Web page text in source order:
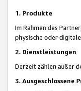
1. Produkte
Im Rahmen des
physische oder
2. Dienstleistungen
Derzeit zählen außer
3. Ausgeschlossene